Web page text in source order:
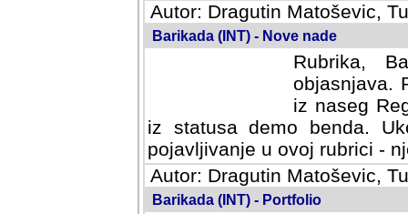
Autor: Dragutin Matoševic,
Barikada (INT) - Nove nade
Rubrika,
objasnjava.
iz naseg
iz statusa demo benda.
pojavljivanje u ovoj rubrici -
Autor: Dragutin Matoševic,
Barikada (INT) - Portfolio